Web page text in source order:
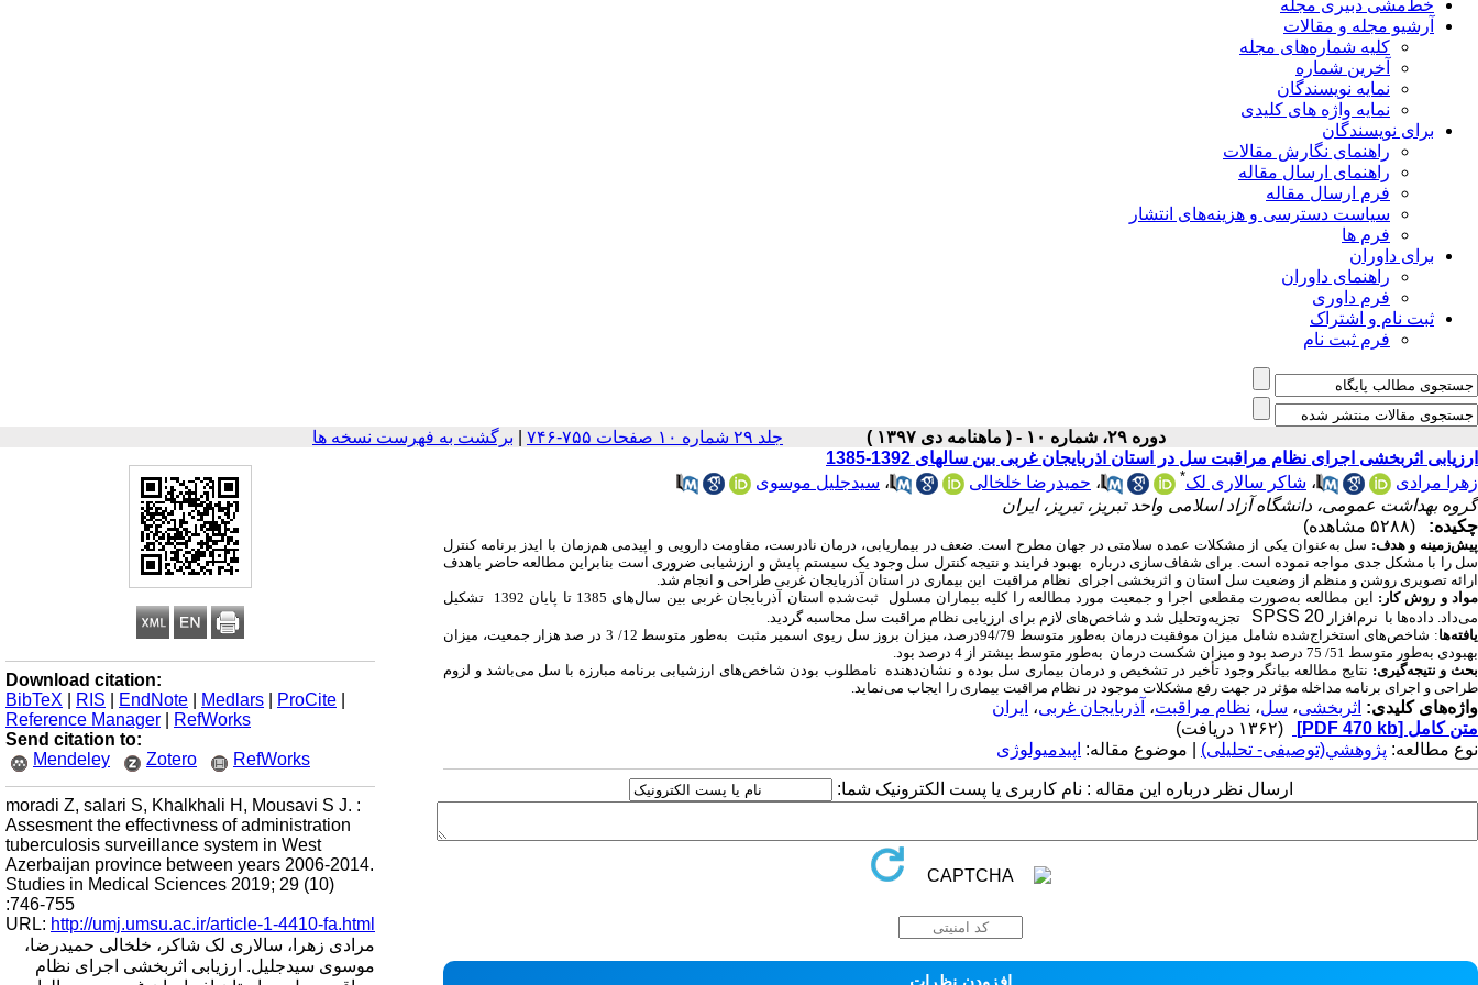
خط‌مشی دبیری مجله
آرشیو مجله و مقالات
کلیه شماره‌های مجله
آخرین شماره
نمایه نویسندگان
نمایه واژه های کلیدی
برای نویسندگان
راهنمای نگارش مقالات
راهنمای ارسال مقاله
فرم ارسال مقاله
سیاست دسترسی و هزینه‌های انتشار
فرم ها
برای داوران
راهنمای داوران
فرم داوری
ثبت نام و اشتراک
فرم ثبت نام
دوره ۲۹، شماره ۱۰ - ( ماهنامه دی ۱۳۹۷ ) جلد ۲۹ شماره ۱۰ صفحات ۷۵۵-۷۴۶ برگشت به فهرست نسخه ها
Download citation:
BibTeX
RIS EndNote Medlars ProCite
Reference Manager
RefWorks
Send citation to:
Mendeley
Zotero RefWorks
moradi Z, salari S, Khalkhali H, Mousavi S J. :
Assesment the effectivness of administration
tuberculosis surveillance system in West
Azerbaijan province between years 2006-2014.
Studies in Medical Sciences 2019; 29 (10)
:746-755
URL: http://umj.umsu.ac.ir/article-1-4410-fa.html
مرادی زهرا، سالاری لک شاکر، خلخالی حمیدرضا،
موسوی سیدجلیل. ارزیابی اثربخشی اجرای نظام
ارزیابی اثربخشی اجرای نظام مراقبت سل در استان اذربایجان غربی بین سالهای 1392-1385
زهرا مرادی
، شاکر سالاری لک* ، حمیدرضا خلخالی ، سیدجلیل موسوی
گروه بهداشت عمومی، دانشگاه آزاد اسلامی واحد تبریز، تبریز، ایران
چکیده:
(۵۲۸۸ مشاهده)
پیش‌زمینه و هدف: سل به‌عنوان یکی از مشکلات عمده سلامتی در جهان مطرح است. ضعف در بیماریابی، درمان نادرست، مقاومت دارویی و اپیدمی هم‌زمان با ایدز برنامه کنترل
سل را با مشکل جدی مواجه نموده است. برای شفاف‌سازی درباره بهبود فرایند و نتیجه کنترل سل وجود یک سیستم پایش و ارزشیابی ضروری است بنابراین مطالعه حاضر باهدف
ارائه تصویری روشن و منظم از وضعیت سل استان و اثربخشی اجرای نظام مراقبت این بیماری در استان آذربایجان غربی طراحی و انجام شد.
مواد و روش کار:
این مطالعه به‌صورت مقطعی اجرا و جمعیت مورد مطالعه را کلیه بیماران مسلول ثبت‌شده استان آذربایجان غربی بین سال‌های 1385 تا پایان 1392 تشکیل
می‌داد. داده‌ها با نرم‌افزار SPSS 20
تجزیه‌و‌تحلیل شد و شاخص‌های لازم برای ارزیابی نظام مراقبت سل محاسبه گردید.
یافته‌ها
: شاخص‌های استخراج‌شده شامل میزان موفقیت درمان به‌طور متوسط 94/79درصد، میزان بروز سل ریوی اسمیر مثبت به‌طور متوسط 12/ 3 در صد هزار جمعیت، میزان
بهبودی به‌طور متوسط 51/ 75 درصد بود و میزان شکست درمان به‌طور متوسط بیشتر از 4 درصد بود.
بحث و نتیجه‌گیری: نتایج مطالعه بیانگر وجود تأخیر در تشخیص و درمان بیماری سل بوده و نشان‌دهنده نامطلوب بودن شاخص‌های ارزشیابی برنامه مبارزه با سل می‌باشد و لزوم
طراحی و اجرای برنامه مداخله مؤثر در جهت رفع مشکلات موجود در نظام مراقبت بیماری را ایجاب می‌نماید.
واژه‌های کلیدی: اثربخشی، سل، نظام مراقبت، آذربایجان غربی، ایران
متن کامل [PDF 470 kb]
(۱۳۶۲ دریافت)
نوع مطالعه: پژوهشي(توصیفی- تحلیلی) | موضوع مقاله: اپیدمیولوژی
ارسال نظر درباره این مقاله : نام کاربری یا پست الکترونیک شما: